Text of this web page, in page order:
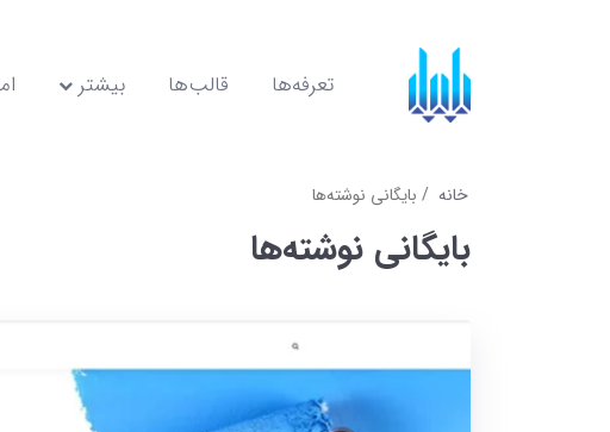
تعرفه‌ها قالب‌ها بیشتر
خانه بایگانی نوشته‌ها
بایگانی نوشته‌ها